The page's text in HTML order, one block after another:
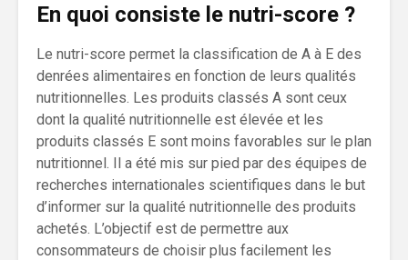
En quoi consiste le nutri-score ?
Le nutri-score permet la classification de A à E des
denrées alimentaires en fonction de leurs qualités
nutritionnelles. Les produits classés A sont ceux
dont la qualité nutritionnelle est élevée et les
produits classés E sont moins favorables sur le plan
nutritionnel. Il a été mis sur pied par des équipes de
recherches internationales scientifiques dans le but
d’informer sur la qualité nutritionnelle des produits
achetés. L’objectif est de permettre aux
consommateurs de choisir plus facilement les